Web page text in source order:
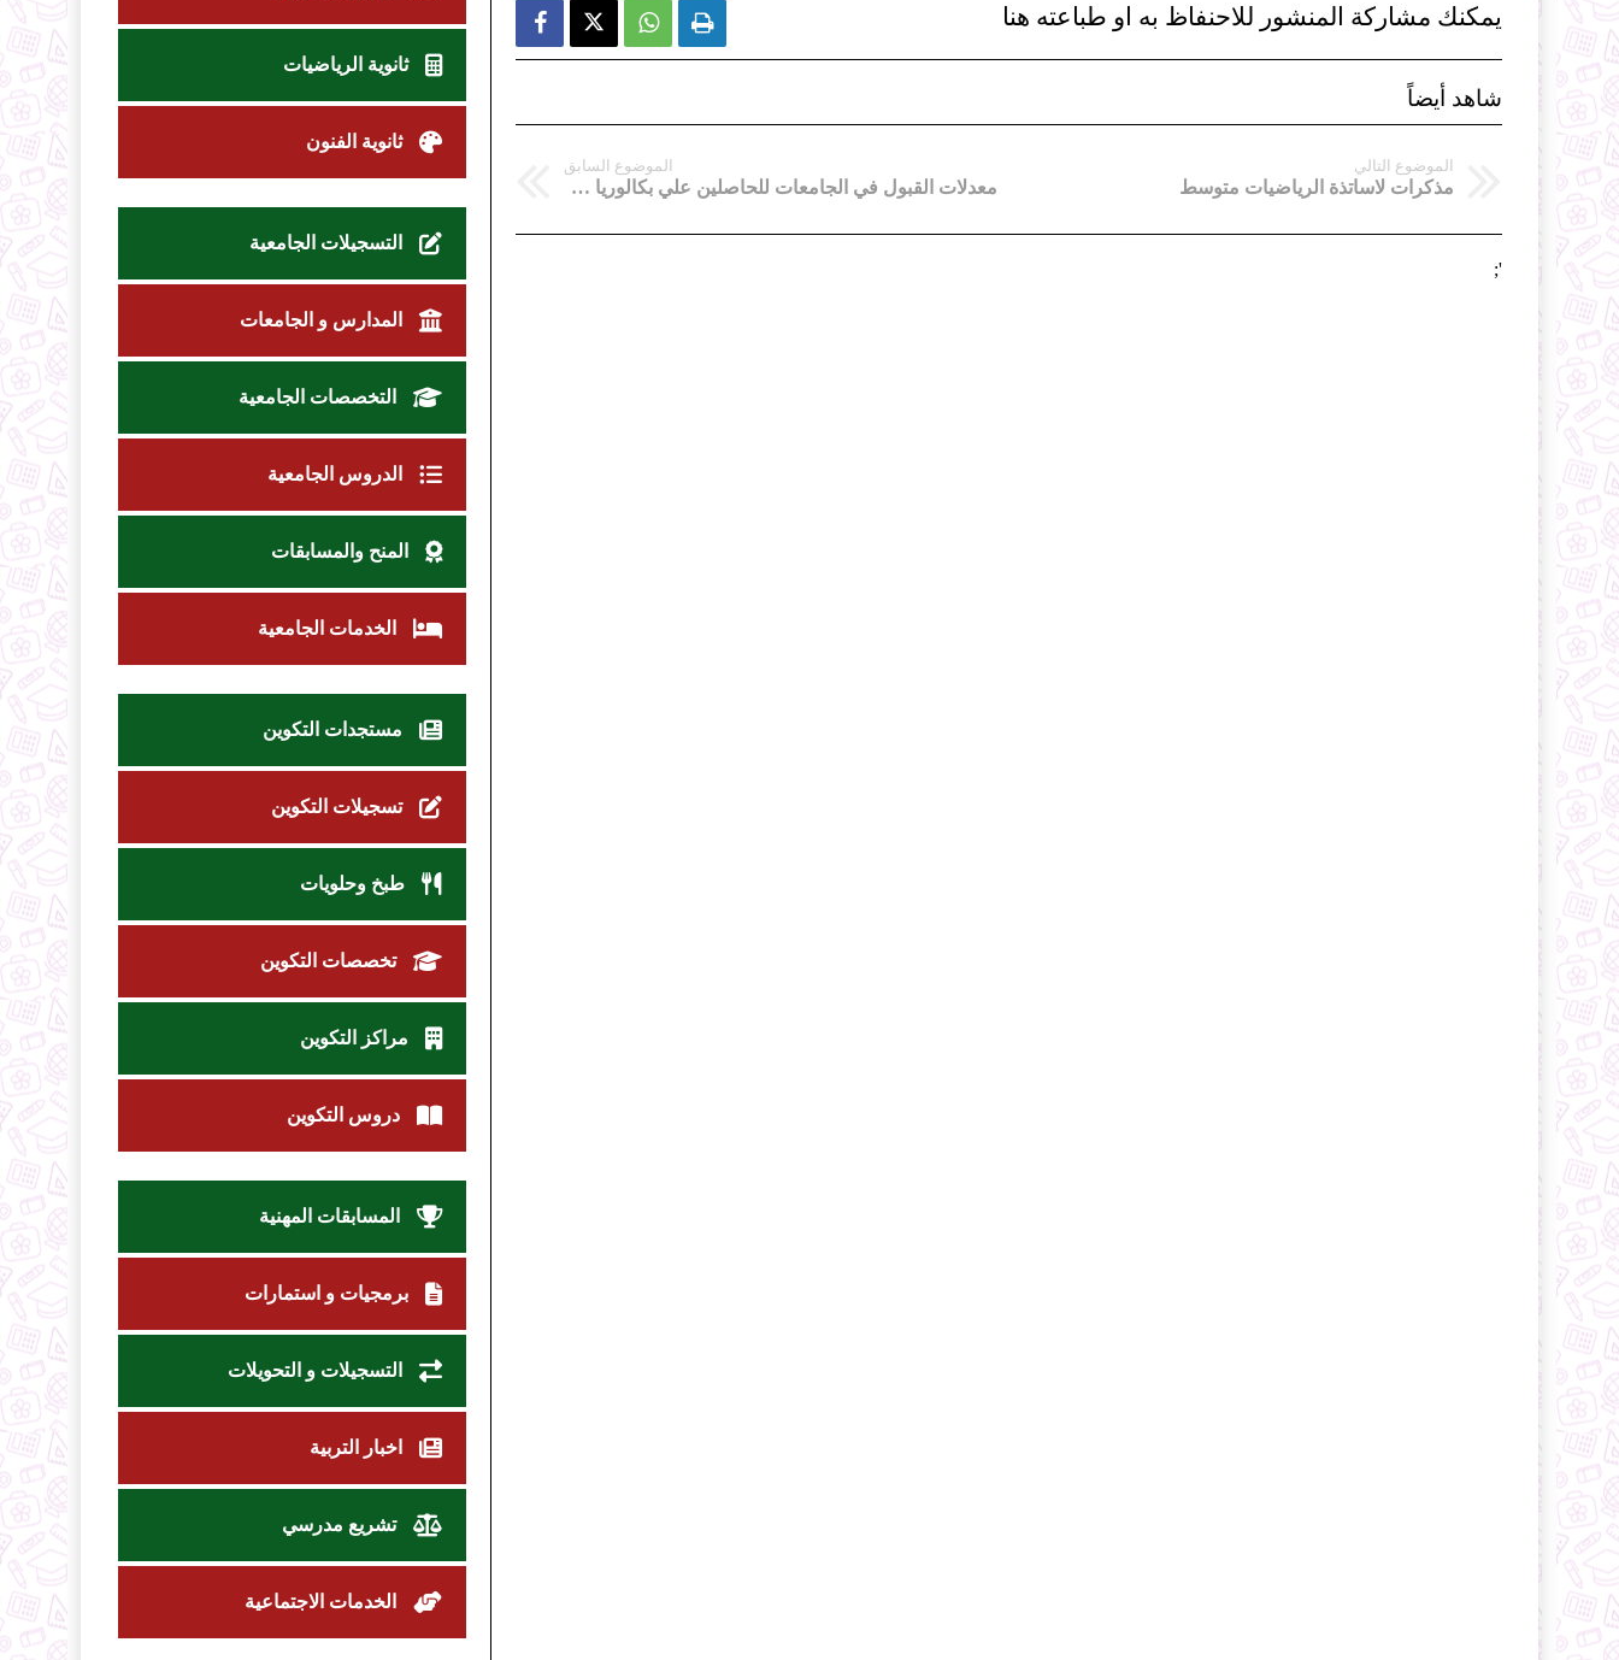
يمكنك مشاركة المنشور للاحنفاظ به او طباعته هنا   
شاهد أيضاً
الموضوع التالي
مذكرات لاساتذة الرياضيات متوسط
الموضوع السابق
معدلات القبول في الجامعات للحاصلين علي بكالوريا 2020
';
ثانوية الرياضيات
ثانوية الفنون
التسجيلات الجامعية
المدارس و الجامعات
التخصصات الجامعية
الدروس الجامعية
المنح والمسابقات
الخدمات الجامعية
مستجدات التكوين
تسجيلات التكوين
طبخ وحلويات
تخصصات التكوين
مراكز التكوين
دروس التكوين
المسابقات المهنية
برمجيات و استمارات
التسجيلات و التحويلات
اخبار التربية
تشريع مدرسي
الخدمات الاجتماعية